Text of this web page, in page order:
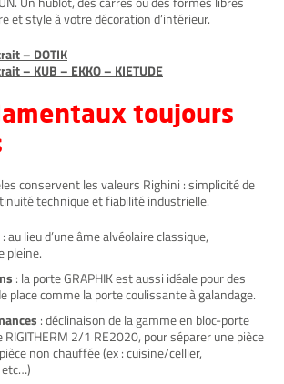
et style à votre décoration d’intérieur.
– DOTIK
– KUB – EKKO – KIETUDE
toujours
conservent les valeurs Righini : simplicité de
technique et fiabilité industrielle.
: au lieu d’une âme alvéolaire classique,
pleine.
: la porte GRAPHIK est aussi idéale pour des
place comme la porte coulissante à galandage.
: déclinaison de la gamme en bloc-porte
2/1 RE2020, pour séparer une pièce
non chauffée (ex : cuisine/cellier,